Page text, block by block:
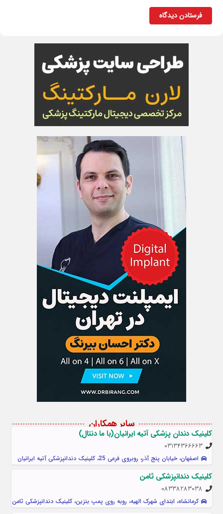
فرستادن دیدگاه
سایر همکاران
کلینیک دندان پزشکی آتیه ایرانیان(با ما دنتال)
03134366663
اصفهان، خیابان پنج آذر، روبروی فرعی 25، کلينيک دندانپزشکی آتیه ایرانیان
کلینیک دندانپزشکی ثامن
08338283038
کرمانشاه، ابتدای شهرک الهیه، روبه روی پمپ بنزین، کلینیک دندانپزشکی ثامن